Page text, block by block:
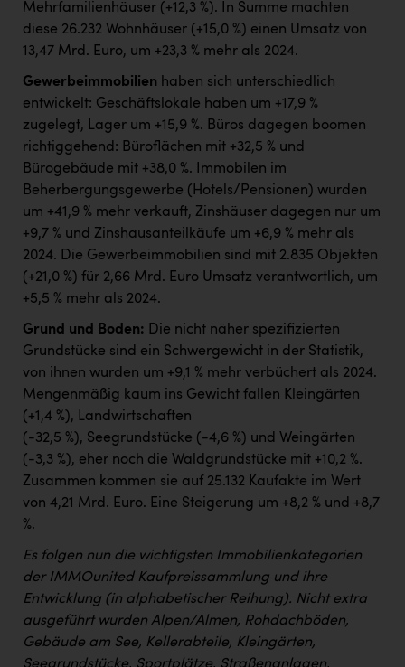
Mehrfamilienhäuser (+12,3 %). In Summe machten
diese 26.232 Wohnhäuser (+15,0 %) einen Umsatz von
13,47 Mrd. Euro, um +23,3 % mehr als 2024.
Gewerbeimmobilien haben sich unterschiedlich
entwickelt: Geschäftslokale haben um +17,9 %
zugelegt, Lager um +15,9 %. Büros dagegen boomen
richtiggehend: Büroflächen mit +32,5 % und
Bürogebäude mit +38,0 %. Immobilen im
Beherbergungsgewerbe (Hotels/Pensionen) wurden
um +41,9 % mehr verkauft, Zinshäuser dagegen nur um
+9,7 % und Zinshausanteilkäufe um +6,9 % mehr als
2024. Die Gewerbeimmobilien sind mit 2.835 Objekten
(+21,0 %) für 2,66 Mrd. Euro Umsatz verantwortlich, um
+5,5 % mehr als 2024.
Grund und Boden: Die nicht näher spezifizierten
Grundstücke sind ein Schwergewicht in der Statistik,
von ihnen wurden um +9,1 % mehr verbüchert als 2024.
Mengenmäßig kaum ins Gewicht fallen Kleingärten
(+1,4 %), Landwirtschaften
(-32,5 %), Seegrundstücke (-4,6 %) und Weingärten
(-3,3 %), eher noch die Waldgrundstücke mit +10,2 %.
Zusammen kommen sie auf 25.132 Kaufakte im Wert
von 4,21 Mrd. Euro. Eine Steigerung um +8,2 % und +8,7
%.
Es folgen nun die wichtigsten Immobilienkategorien
der IMMOunited Kaufpreissammlung und ihre
Entwicklung (in alphabetischer Reihung). Nicht extra
ausgeführt wurden Alpen/Almen, Rohdachböden,
Gebäude am See, Kellerabteile, Kleingärten,